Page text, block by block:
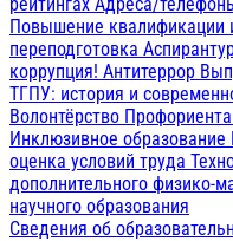
Повышение квалификации
переподготовка
коррупция! Антитеррор
ТГПУ: история и
Волонтёрство
Инклюзивное образование
оценка условий труда
дополнительного физико-
научного образования
Сведения об